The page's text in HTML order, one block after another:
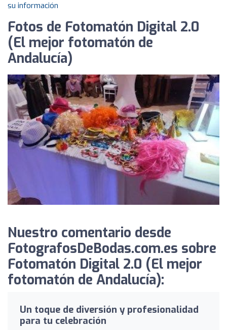
su información
Fotos de Fotomatón Digital 2.0
(El mejor fotomatón de
Andalucía)
Nuestro comentario desde
FotografosDeBodas.com.es sobre
Fotomatón Digital 2.0 (El mejor
fotomatón de Andalucía):
Un toque de diversión y profesionalidad
para tu celebración